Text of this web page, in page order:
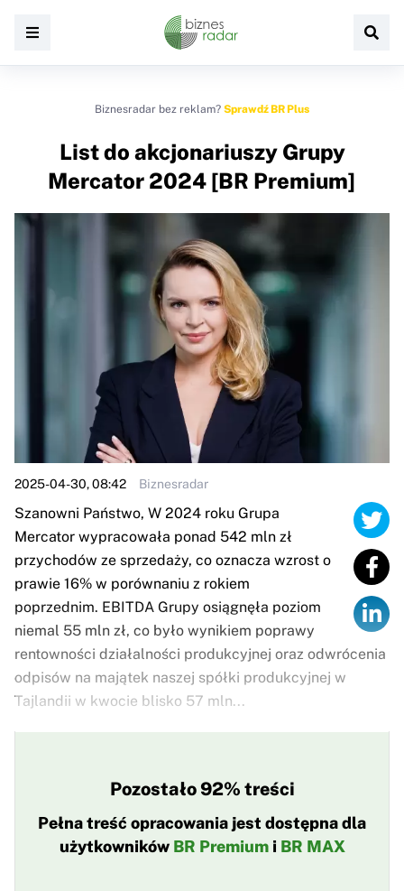
Biznesradar bez reklam? Sprawdź BR Plus
List do akcjonariuszy Grupy
Mercator 2024 [BR Premium]
2025-04-30, 08:42 Biznesradar
Szanowni Państwo, W 2024 roku Grupa
Mercator wypracowała ponad 542 mln zł
przychodów ze sprzedaży, co oznacza wzrost o
prawie 16% w porównaniu z rokiem
poprzednim. EBITDA Grupy osiągnęła poziom
niemal 55 mln zł, co było wynikiem poprawy
rentowności działalności produkcyjnej oraz odwrócenia
odpisów na majątek naszej spółki produkcyjnej w
Tajlandii w kwocie blisko 57 mln...
Pozostało 92% treści
Pełna treść opracowania jest dostępna dla
użytkowników BR Premiumi BR MAX